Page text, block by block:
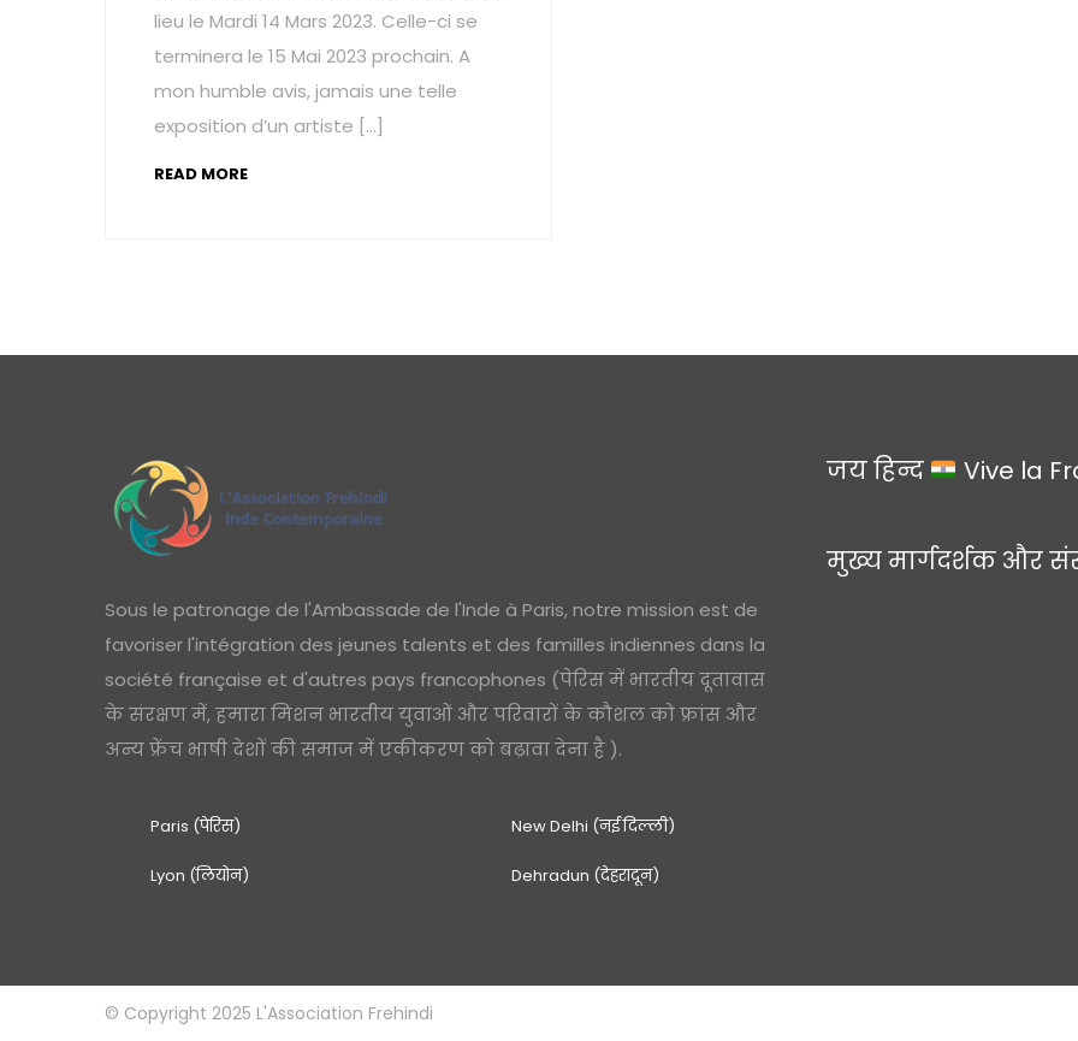
lieu le Mardi 14 Mars 2023. Celle-ci se
terminera le 15 Mai 2023 prochain. A
mon humble avis, jamais une telle
exposition d’un artiste […]
READ MORE
Sous le patronage de l'Ambassade de l'Inde à Paris, notre mission est de
favoriser l'intégration des jeunes talents et des familles indiennes dans la
société française et d'autres pays francophones (पेरिस में भारतीय दूतावास
के संरक्षण में, हमारा मिशन भारतीय युवाओं और परिवारों के कौशल को फ्रांस और
अन्य फ्रेंच भाषी देशों की समाज में एकीकरण को बढ़ावा देना है ).
Paris (पेरिस)
Lyon (लियोन)
New Delhi (नई दिल्ली)
Dehradun (देहरादून)
जय हिन्द Vive la
मुख्य मार्गदर्शक और
© Copyright 2025 L'Association Frehindi